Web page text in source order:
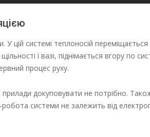
цій системі теплоносій
і вазі, піднімається вгору по
процес руху.
докуповувати не потрібно.
системи не залежить від